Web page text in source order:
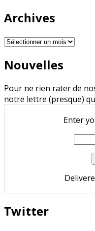
Archives
Archives
Nouvelles
Pour ne rien rater de
notre lettre (presque)
Enter
Twitter